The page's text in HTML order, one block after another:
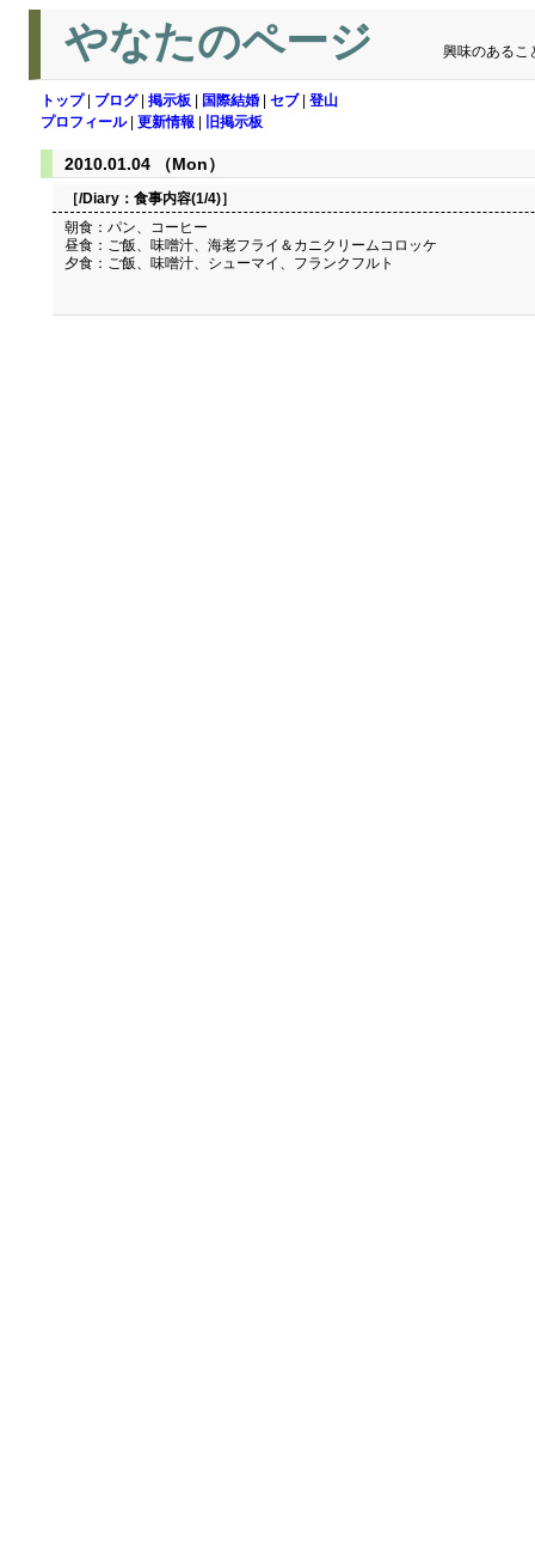
やなたのページ 興味のあるこ
トップ| ブログ| 掲示板 国際結婚 セブ| 登山
プロフィール| 更新情報 旧掲示板
2010.01.04 （Mon）
［/Diary： 食事内容(1/4)］
朝食：パン、コーヒー
昼食：ご飯、味噌汁、海老フライ＆カニクリームコロッケ
夕食：ご飯、味噌汁、シューマイ、フランクフルト